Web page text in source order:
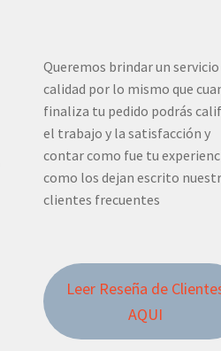
Queremos brindar un servicio
calidad por lo mismo que
finaliza tu pedido podrás
el trabajo y la satisfacción y
contar como fue tu
como los dejan escrito
clientes frecuentes
Leer Reseña de
AQUI